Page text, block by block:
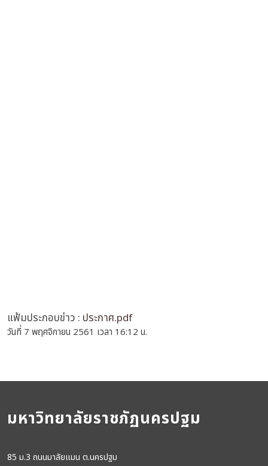
แฟ้มประกอบข่าว : ประกาศ.pdf
วันที่ 7 พฤศจิกายน 2561 เวลา 16:12 น.
มหาวิทยาลัยราชภัฏนครปฐม
85 ม.3 ถนนมาลัยแมน ต.นครปฐม